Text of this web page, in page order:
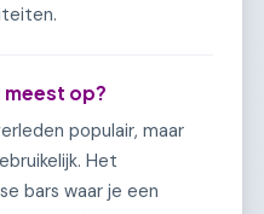
meest op?
populair, maar
Het
bars waar je een